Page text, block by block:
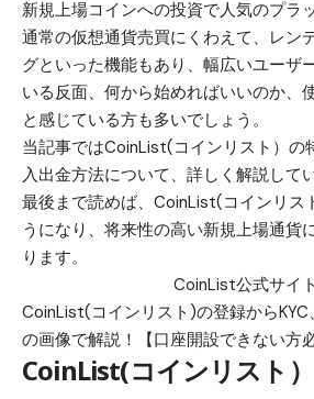
新規上場コインへの投資で人気のプラ
通常の仮想通貨売買にくわえて、レン
グといった機能もあり、幅広いユーザ
いる反面、何から始めればいいのか、
と感じている方も多いでしょう。
当記事ではCoinList(コインリスト）の
入出金方法について、詳しく解説して
最後まで読めば、CoinList(コインリス
うになり、将来性の高い新規上場通貨
ります。
CoinList公式サイト
CoinList(コインリスト)の登録からKYC
の画像で解説！【口座開設できない方必
CoinList(コインリスト